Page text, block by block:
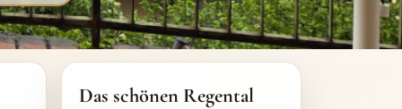
Das schönen Regental